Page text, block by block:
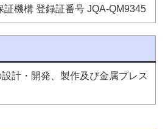
証機構 登録証番号 JQA-QM9345
計・開発、製作及び金属プレス